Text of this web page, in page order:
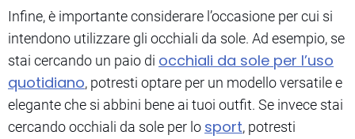
Infine, è importante considerare l’occasione per cui si
intendono utilizzare gli occhiali da sole. Ad esempio, se
stai cercando un paio di occhiali da sole per l’uso
quotidiano, potresti optare per un modello versatile e
elegante che si abbini bene ai tuoi outfit. Se invece stai
cercando occhiali da sole per lo sport, potresti